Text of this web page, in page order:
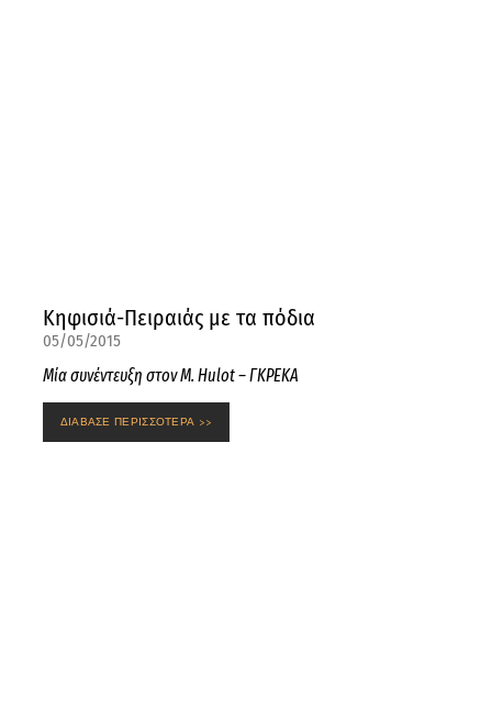
Κηφισιά-Πειραιάς με τα πόδια
05/05/2015
Mία συνέντευξη στον M. Hulot – ΓΚΡΕΚΑ
ΔΙΑΒΑΣΕ ΠΕΡΙΣΣΟΤΕΡΑ >>